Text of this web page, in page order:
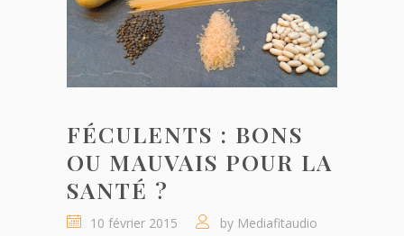
FÉCULENTS : BONS
OU MAUVAIS POUR LA
SANTÉ ?
10 février 2015 by Mediafitaudio